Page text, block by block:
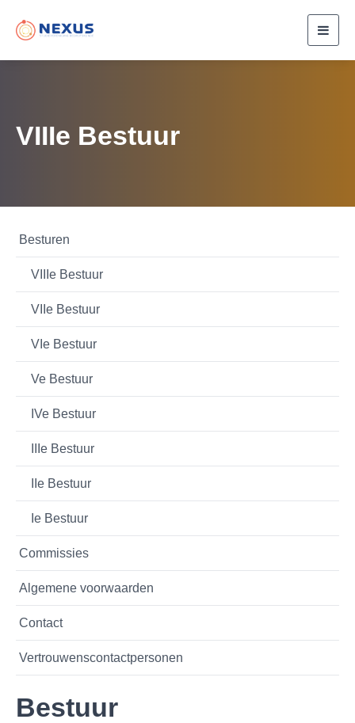
VIIIe Bestuur
Besturen
VIIIe Bestuur
VIIe Bestuur
VIe Bestuur
Ve Bestuur
IVe Bestuur
IIIe Bestuur
IIe Bestuur
Ie Bestuur
Commissies
Algemene voorwaarden
Contact
Vertrouwenscontactpersonen
Bestuur